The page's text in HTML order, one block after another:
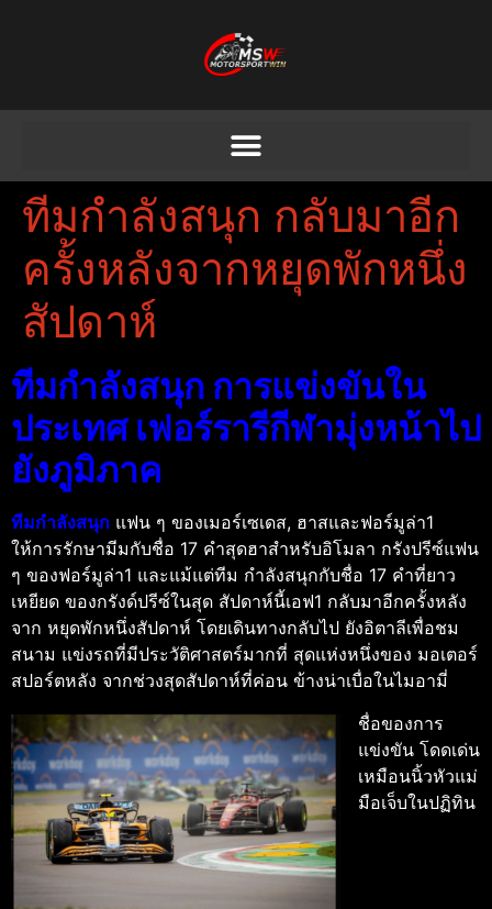
ทีมกําลังสนุก กลับมาอีก
ครั้งหลังจากหยุดพักหนึ่ง
สัปดาห์
ทีมกําลังสนุก การแข่งขันใน
ประเทศ เฟอร์รารีกีฬามุ่งหน้าไป
ยังภูมิภาค
ทีมกําลังสนุก แฟน ๆ ของเมอร์เซเดส, ฮาสและฟอร์มูล่า1
ให้การรักษามีมกับชื่อ 17 คําสุดฮาสําหรับอิโมลา กรังปรีซ์แฟน
ๆ ของฟอร์มูล่า1 และแม้แต่ทีม กําลังสนุกกับชื่อ 17 คําที่ยาว
เหยียด ของกรังด์ปรีซ์ในสุด สัปดาห์นี้เอฟ1 กลับมาอีกครั้งหลัง
จาก หยุดพักหนึ่งสัปดาห์ โดยเดินทางกลับไป ยังอิตาลีเพื่อชม
สนาม แข่งรถที่มีประวัติศาสตร์มากที่ สุดแห่งหนึ่งของ มอเตอร์
สปอร์ตหลัง จากช่วงสุดสัปดาห์ที่ค่อน ข้างน่าเบื่อในไมอามี่
ชื่อของการ
แข่งขัน โดดเด่น
เหมือนนิ้วหัวแม่
มือเจ็บในปฏิทิน